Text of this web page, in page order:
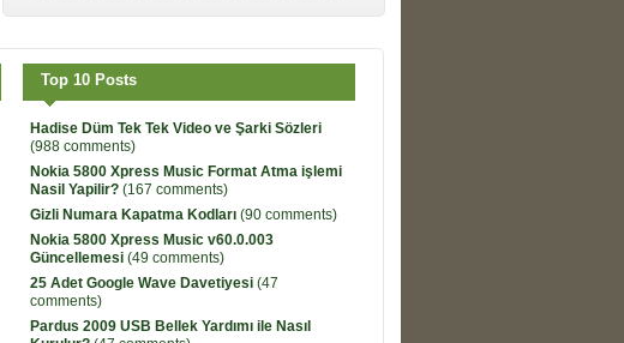
Top 10 Posts
Hadise Düm Tek Tek Video ve Şarki Sözleri
(988 comments)
Nokia 5800 Xpress Music Format Atma işlemi
Nasil Yapilir?(167 comments)
Gizli Numara Kapatma Kodları(90 comments)
Nokia 5800 Xpress Music v60.0.003
Güncellemesi(49 comments)
25 Adet Google Wave Davetiyesi(47
comments)
Pardus 2009 USB Bellek Yardımı ile Nasıl